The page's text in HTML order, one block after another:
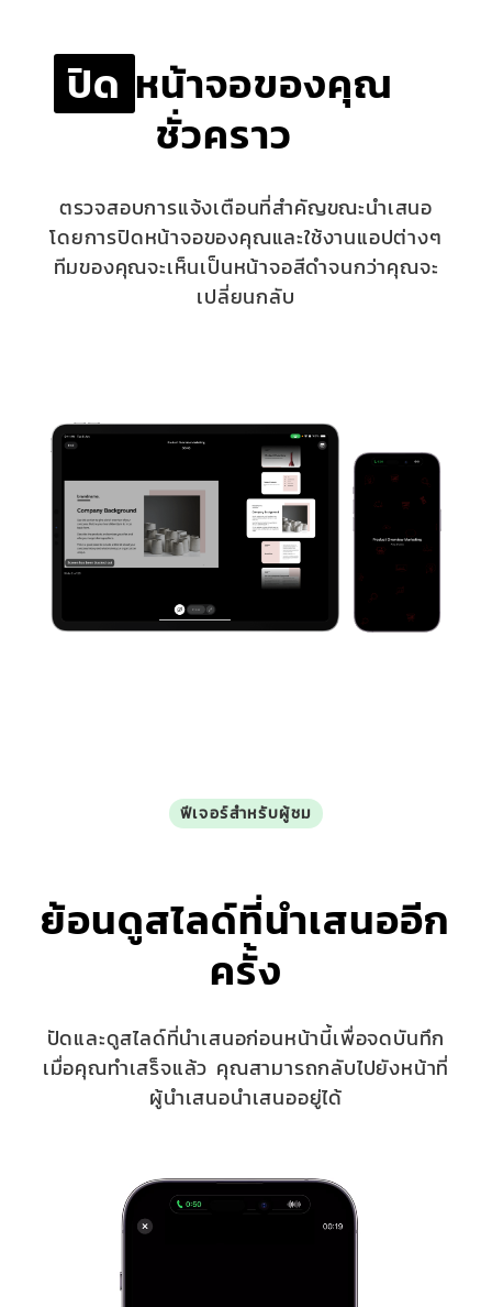
ปิด หน้าจอของคุณ
ชั่วคราว
ตรวจสอบการแจ้งเตือนที่สำคัญขณะนำเสนอ
โดยการปิดหน้าจอของคุณและใช้งานแอปต่างๆ
ทีมของคุณจะเห็นเป็นหน้าจอสีดำจนกว่าคุณจะ
เปลี่ยนกลับ
ฟีเจอร์สำหรับผู้ชม
ย้อนดูสไลด์ที่นำเสนออีก
ครั้ง
ปัดและดูสไลด์ที่นำเสนอก่อนหน้านี้เพื่อจดบันทึก
เมื่อคุณทำเสร็จแล้ว คุณสามารถกลับไปยังหน้าที่
ผู้นำเสนอนำเสนออยู่ได้